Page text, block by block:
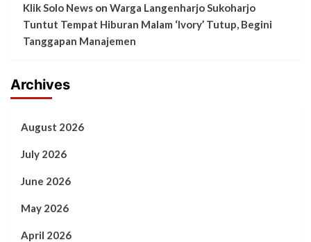
Klik Solo News on Warga Langenharjo Sukoharjo
Tuntut Tempat Hiburan Malam ‘Ivory’ Tutup, Begini
Tanggapan Manajemen
Archives
August 2026
July 2026
June 2026
May 2026
April 2026